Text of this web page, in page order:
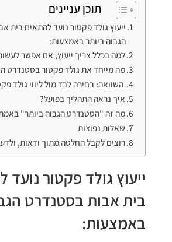
תוכן עניינים
ייעוץ גולד פקטור נועד להתאים בית
הגבוה ביותר באמצעות:
למה בכלל צריך ייעוץ, אם אפשר
מה מייחד את גולד פקטור בסטנדרט
השוואה: בחירה לבד מול ליווי גולד
איך נראה התהליך בפועל?
מה זה "הסטנדרט הגבוה ביותר"
שאלות נפוצות
רוצים לקבל החלטה מתוך ודאות,
ייעוץ גולד פקטור נועד
בית אבות בסטנדרט
באמצעות: